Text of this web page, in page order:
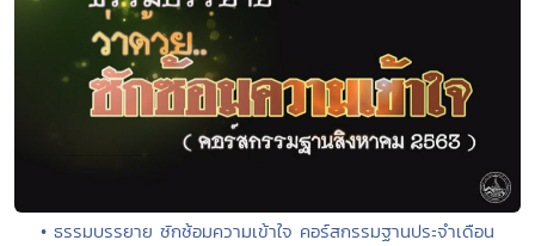
• ธรรมบรรยาย ซักซ้อมความเข้าใจ คอร์สกรรมฐานประจำเดือน